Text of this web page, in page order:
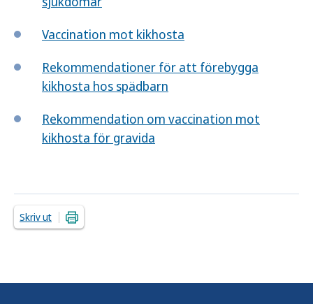
Vaccination mot kikhosta
Rekommendationer för att förebygga
kikhosta hos spädbarn
Rekommendation om vaccination mot
kikhosta för gravida
Skriv ut